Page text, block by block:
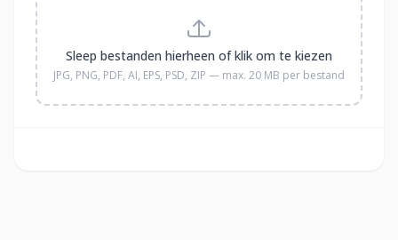
Sleep bestanden hierheen of klik om te kiezen
JPG, PNG, PDF, AI, EPS, PSD, ZIP — max. 20 MB per bestand